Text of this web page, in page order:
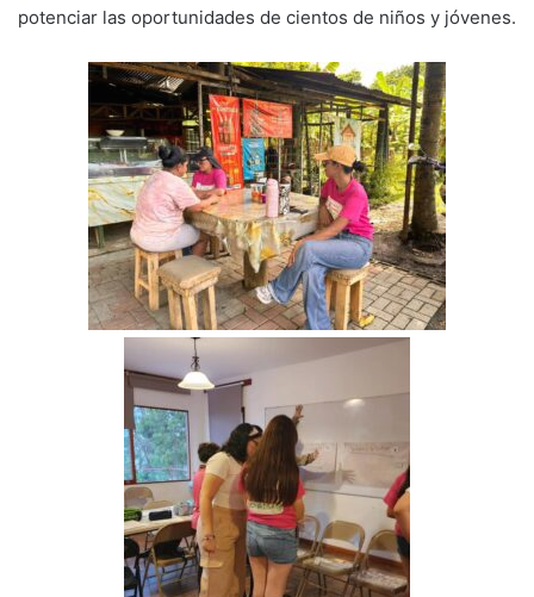
potenciar las oportunidades de cientos de niños y jóvenes.